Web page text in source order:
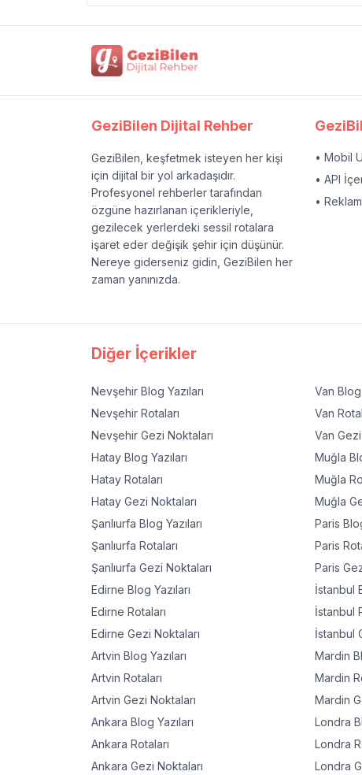
GeziBilen Dijital Rehber
GeziBilen, keşfetmek isteyen her kişi
için dijital bir yol arkadaşıdır.
Profesyonel rehberler tarafından
özgüne hazırlanan içerikleriyle,
gezilecek yerlerdeki sessil rotalara
işaret eder değişik şehir için düşünür.
Nereye giderseniz gidin, GeziBilen her
zaman yanınızda.
• Mobil
• API
• Reklam
Diğer İçerikler
Nevşehir Blog Yazıları
Nevşehir Rotaları
Nevşehir Gezi Noktaları
Hatay Blog Yazıları
Hatay Rotaları
Hatay Gezi Noktaları
Şanlıurfa Blog Yazıları
Şanlıurfa Rotaları
Şanlıurfa Gezi Noktaları
Edirne Blog Yazıları
Edirne Rotaları
Edirne Gezi Noktaları
Artvin Blog Yazıları
Artvin Rotaları
Artvin Gezi Noktaları
Ankara Blog Yazıları
Ankara Rotaları
Ankara Gezi Noktaları
Van Blog
Van
Van
Muğla
Muğla
Muğla
Paris
Paris
Paris
İstanbul
İstanbul
İstanbul
Mardin
Mardin
Mardin
Londra
Londra
Londra